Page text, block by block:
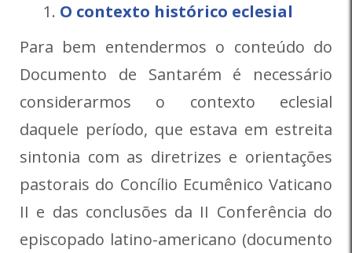
O contexto histórico eclesial
Para bem entendermos o conteúdo do
Documento de Santarém é necessário
considerarmos o contexto eclesial
daquele período, que estava em estreita
sintonia com as diretrizes e orientações
pastorais do Concílio Ecumênico Vaticano
II e das conclusões da II Conferência do
episcopado latino-americano (documento